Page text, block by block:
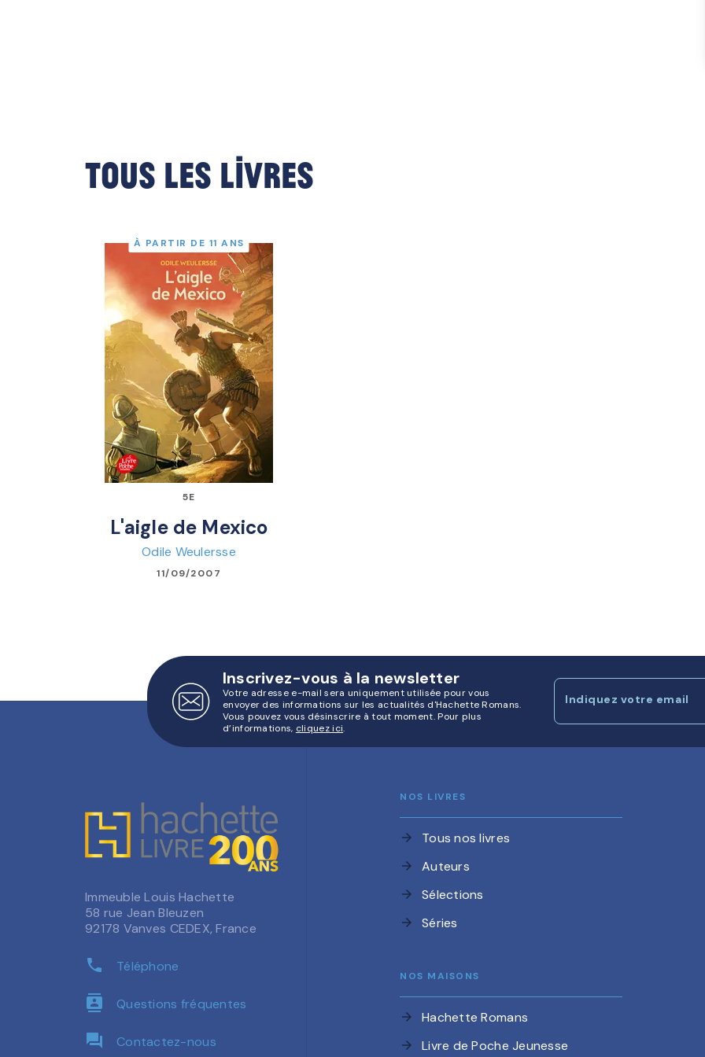
Tous les livres
À PARTIR DE 11 ANS
5E
L'aigle de Mexico
Odile Weulersse
11/09/2007
Inscrivez-vous à la newsletter
Votre adresse e-mail sera uniquement utilisée pour vous
envoyer des informations sur les actualités d'Hachette Romans.
Vous pouvez vous désinscrire à tout moment. Pour plus
d’informations, cliquez ici.
Indiquez votre email
Immeuble Louis Hachette
58 rue Jean Bleuzen
92178 Vanves CEDEX, France
phone Téléphone
contacts Questions fréquentes
question_answer Contactez-nous
NOS LIVRES
arrow_forward Tous nos livres
arrow_forward Auteurs
arrow_forward Sélections
arrow_forward Séries
NOS MAISONS
arrow_forward Hachette Romans
arrow_forward Livre de Poche Jeunesse